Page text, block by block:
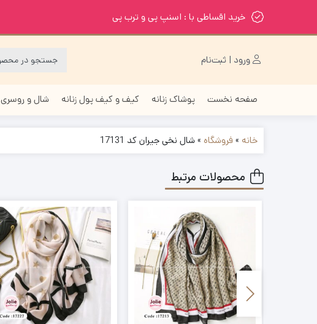
خرید اقساطی با : اسنپ پی و ترب پی
ورود | ثبت‌نام
صفحه نخست پوشاک زنانه کیف و کیف پول زنانه شال و روسری
خانه »فروشگاه »شال نخی جیران کد 17131
محصولات مرتبط